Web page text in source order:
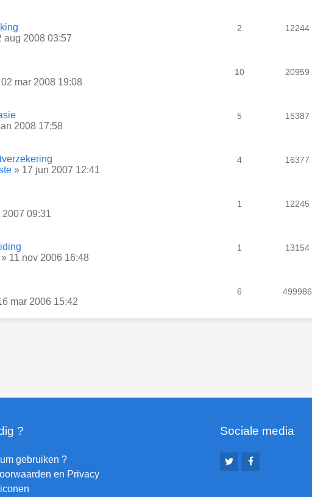
aug 2008 03:57
2 12244
mar 2008 19:08
10 20959
2008 17:58
5 15387
» 17 jun 2007 12:41
4 16377
2007 09:31
1 12245
» 11 nov 2006 16:48
1 13154
mar 2006 15:42
6 499986
?
gebruiken ?
en Privacy
Sociale media